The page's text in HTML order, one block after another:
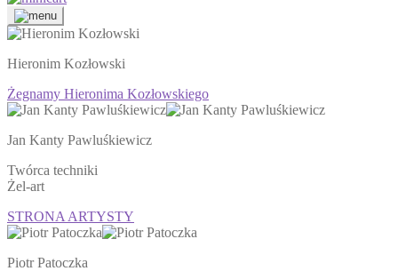
Hieronim Kozłowski
Żegnamy Hieronima Kozłowskiego
Jan Kanty Pawluśkiewicz
Twórca techniki
Żel-art
STRONA ARTYSTY
Piotr Patoczka